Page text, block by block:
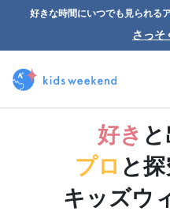
好きな時間にいつでも見られる
さっそ
好き
プロ と
キッズウ